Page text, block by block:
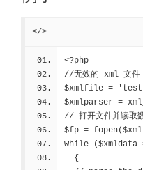
</>
<?php
//无效的 xml 文件
$xmlfile =
$xmlparser =
// 打开文件并读取
$fp =
while
  {